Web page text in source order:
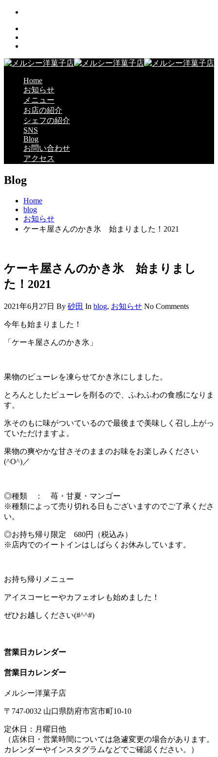
Home
お知らせ
メニュー
お店の紹介
シェフの紹介
SNS
Blog
お問い合わせ
アクセス
Blog
Home
blog
お知らせ
ケーキ屋さんのかき氷 始まりました！2021
ケーキ屋さんのかき氷 始まりまし
た！2021
2021年6月27日 By 砂田 In blog, お知らせ No Comments
今年も始まりました！
「ケーキ屋さんのかき氷」
果物のピューレを凍らせてかき氷にしました。
とろんとしたピューレを削るので、ふわふわの食感になりま
す。
氷そのもに味がついているので最後まで美味しく召し上がっ
ていただけますよ。
果物の爽やかな甘さそのままのお味をお楽しみください
(^O^)／
◎種類 ： 苺・甘夏・マンゴー
※種類によって売り切れる日もございますのでご了承くださ
い。
◎お持ち帰り限定 680円（税込み）
※店内でのイートインはしばらくお休みしています。
お持ち帰りメニュー
アイスコーヒーやカフェオレも始めました！
ぜひお越しください(#^^#)
営業日カレンダー
営業日カレンダー
メルシー洋菓子店
〒747-0032 山口県防府市宮市町10-10
定休日：月曜日他
（店休日・営業時間については急遽変更の場合があります。
カレンダーやインスタグラムなどでご確認ください。）